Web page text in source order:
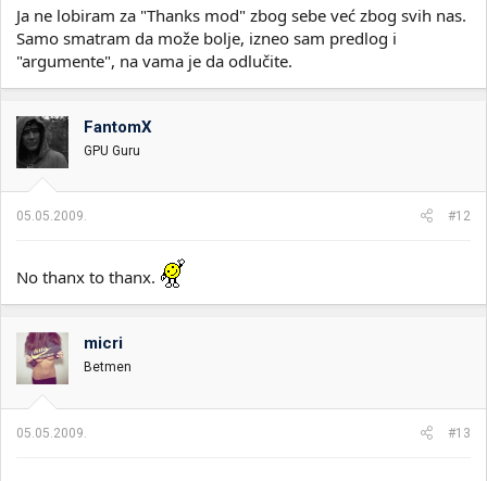
Ja ne lobiram za "Thanks mod" zbog sebe već zbog svih nas.
Samo smatram da može bolje, izneo sam predlog i
"argumente", na vama je da odlučite.
FantomX
GPU Guru
05.05.2009. #12
No thanx to thanx.
micri
Betmen
05.05.2009. #13